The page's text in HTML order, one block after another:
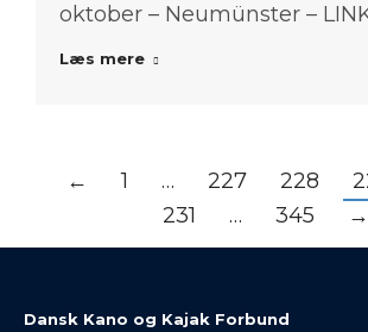
oktober – Neumünster –
Læs mere
← 1 … 227 228
231
… 345 →
Dansk Kano og Kajak Forbund